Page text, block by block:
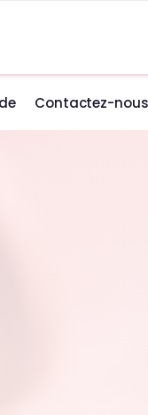
Contactez-nous